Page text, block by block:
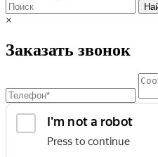
×
Заказать звонок